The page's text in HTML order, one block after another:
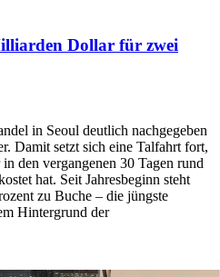
Dollar für zwei
in Seoul deutlich nachgegeben
Damit setzt sich eine Talfahrt fort,
den vergangenen 30 Tagen rund
hat. Seit Jahresbeginn steht
zu Buche – die jüngste
Hintergrund der